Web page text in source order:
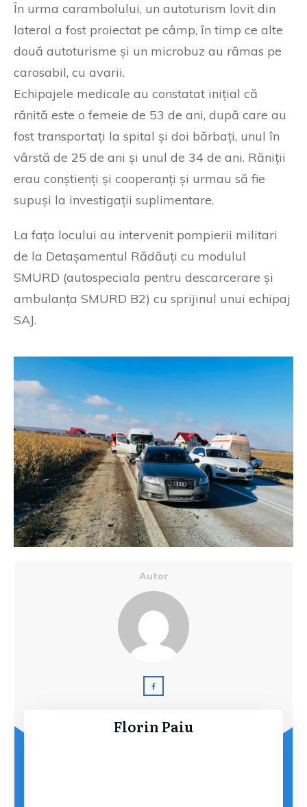
În urma carambolului, un autoturism lovit din
lateral a fost proiectat pe câmp, în timp ce alte
două autoturisme și un microbuz au rămas pe
carosabil, cu avarii.
Echipajele medicale au constatat inițial că
rănită este o femeie de 53 de ani, după care au
fost transportați la spital și doi bărbați, unul în
vârstă de 25 de ani și unul de 34 de ani. Răniții
erau conștienți și cooperanți și urmau să fie
supuși la investigații suplimentare.
La fața locului au intervenit pompierii militari
de la Detașamentul Rădăuți cu modulul
SMURD (autospeciala pentru descarcerare și
ambulanța SMURD B2) cu sprijinul unui echipaj
SAJ.
Autor
Florin Paiu